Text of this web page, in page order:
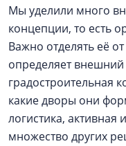
Мы уделили много
концепции, то есть
Важно отделять её
определяет
градостроительная
какие дворы они
логистика, активная
множество других